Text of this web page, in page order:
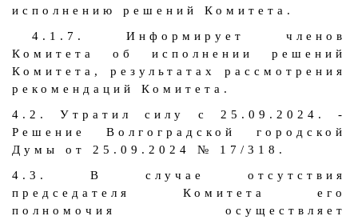
исполнению решений Комитета.
4.1.7. Информирует членов
Комитета об исполнении решений
Комитета, результатах рассмотрения
рекомендаций Комитета.
4.2. Утратил силу с 25.09.2024. -
Решение Волгоградской городской
Думы от 25.09.2024 № 17/318.
4.3. В случае отсутствия
председателя Комитета его
полномочия осуществляет